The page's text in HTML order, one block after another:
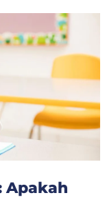
atau
Apakah